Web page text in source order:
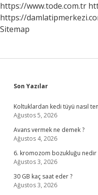
https://www.tode.com.tr
https://
Sitemap
Sidebar
Son Yazılar
Koltuklardan kedi tüyü nasıl
Ağustos 5, 2026
Avans vermek ne demek ?
Ağustos 4, 2026
6. kromozom bozukluğu nedir
Ağustos 3, 2026
30 GB kaç saat eder ?
Ağustos 3, 2026